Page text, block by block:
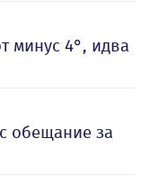
минус 4°, идва
обещание за